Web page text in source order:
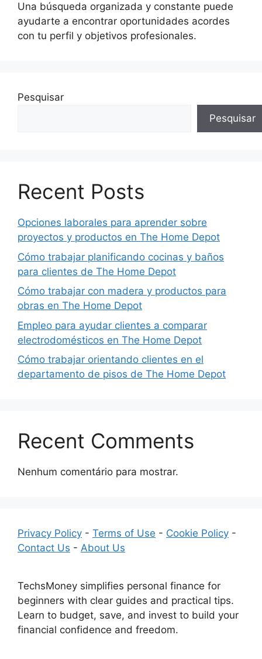
Una búsqueda organizada y constante puede
ayudarte a encontrar oportunidades acordes
con tu perfil y objetivos profesionales.
Pesquisar
Pesquisar
Recent Posts
Opciones laborales para aprender sobre
proyectos y productos en The Home Depot
Cómo trabajar planificando cocinas y baños
para clientes de The Home Depot
Cómo trabajar con madera y productos para
obras en The Home Depot
Empleo para ayudar clientes a comparar
electrodomésticos en The Home Depot
Cómo trabajar orientando clientes en el
departamento de pisos de The Home Depot
Recent Comments
Nenhum comentário para mostrar.
Privacy Policy - Terms of Use - Cookie Policy -
Contact Us - About Us
TechsMoney simplifies personal finance for
beginners with clear guides and practical tips.
Learn to budget, save, and invest to build your
financial confidence and freedom.